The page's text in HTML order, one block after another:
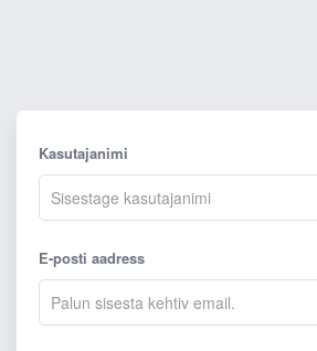
Kasutajanimi
E-posti aadress